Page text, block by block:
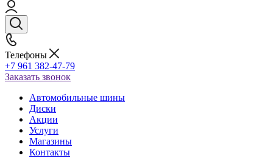
Телефоны
+7 961 382-47-79
Заказать звонок
Автомобильные шины
Диски
Акции
Услуги
Магазины
Контакты